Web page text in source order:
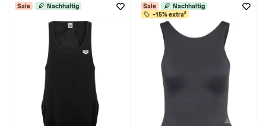
Sale Nachhaltig Sale
Nachhaltig
-15% extra²